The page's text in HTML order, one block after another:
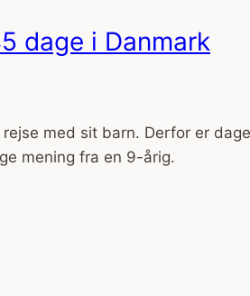
dage i Danmark
med sit barn. Derfor er
mening fra en 9-årig.